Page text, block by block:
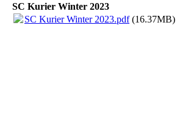
SC Kurier Winter 2023
SC Kurier Winter 2023.pdf(16.37MB)